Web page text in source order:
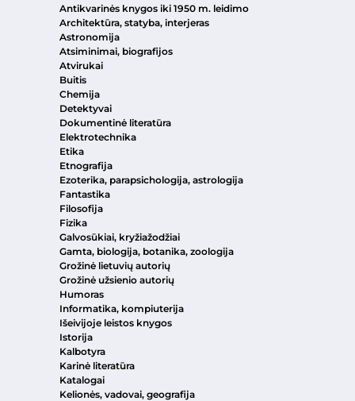
Antikvarinės knygos iki 1950 m. leidimo
Architektūra, statyba, interjeras
Astronomija
Atsiminimai, biografijos
Atvirukai
Buitis
Chemija
Detektyvai
Dokumentinė literatūra
Elektrotechnika
Etika
Etnografija
Ezoterika, parapsichologija, astrologija
Fantastika
Filosofija
Fizika
Galvosūkiai, kryžiažodžiai
Gamta, biologija, botanika, zoologija
Grožinė lietuvių autorių
Grožinė užsienio autorių
Humoras
Informatika, kompiuterija
Išeivijoje leistos knygos
Istorija
Kalbotyra
Karinė literatūra
Katalogai
Kelionės, vadovai, geografija